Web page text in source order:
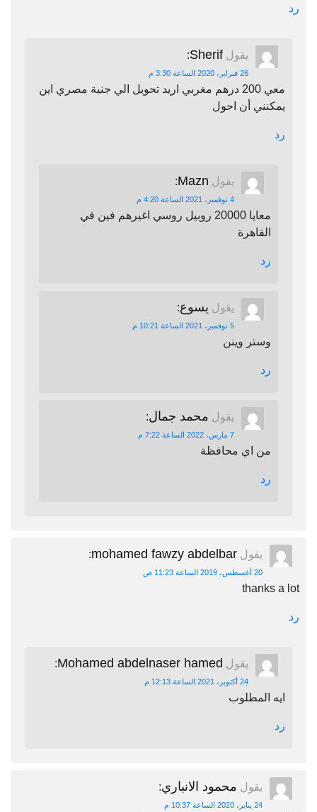
رد
يقول Sherif
:
26 فبراير، 2020 الساعة 3:30 م
معي 200 درهم مغربي اريد تحويل الي جنية مصري اين
يمكنني أن احول
رد
يقول Mazn
:
4 نوفمبر، 2021 الساعة 4:20 م
معايا 20000 روبيل روسي اغيرهم فين في
القاهرة
رد
يقول يسوع:
5 نوفمبر، 2021 الساعة 10:21 م
وستر وينن
رد
يقول محمد جمال:
7 مارس، 2022 الساعة 7:22 م
من اي محافظة
رد
يقول mohamed fawzy abdelbar
:
20 أغسطس، 2019 الساعة 11:23 ص
thanks a lot
رد
يقول Mohamed abdelnaser hamed
:
24 أكتوبر، 2021 الساعة 12:13 م
ايه المطلوب
رد
يقول محمود الانباري:
24 يناير، 2020 الساعة 10:37 م